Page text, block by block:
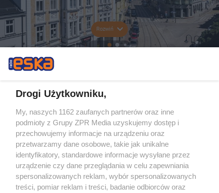
Rozwiń
Drogi Użytkowniku,
My, naszych 1162 zaufanych partnerów oraz inne
podmioty z Grupy ZPR Media uzyskujemy dostęp i
przechowujemy informacje na urządzeniu oraz
przetwarzamy dane osobowe, takie jak unikalne
identyfikatory, standardowe informacje wysyłane przez
urządzenie czy dane przeglądania w celu zapewniania
spersonalizowanych reklam, wybór spersonalizowanych
treści, pomiar reklam i treści, badanie odbiorców oraz